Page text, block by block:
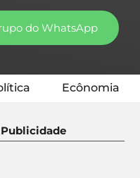
do WhatsApp
Ecônomia
Publicidade